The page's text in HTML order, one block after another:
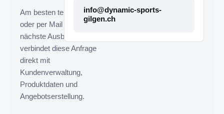
Am besten telefonisch
oder per Mail melden. Die
nächste Ausbaustufe
verbindet diese Anfrage
direkt mit
Kundenverwaltung,
Produktdaten und
Angebotserstellung.
info@dynamic-sports-
gilgen.ch